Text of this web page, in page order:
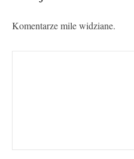
Komentarze mile widziane.